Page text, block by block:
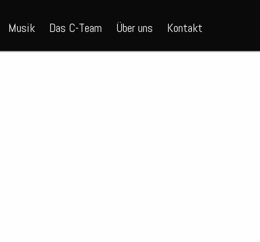
Musik Das C-Team Über uns Kontakt